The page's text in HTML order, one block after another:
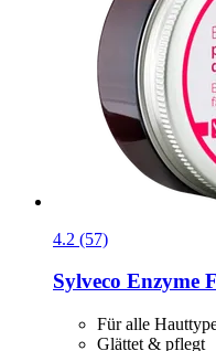
4.2 (57)
Sylveco Enzyme
Für alle
Glättet & pflegt